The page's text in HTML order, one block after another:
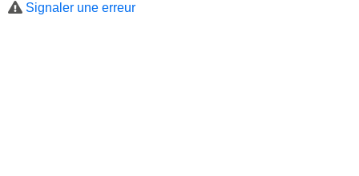
Signaler une erreur